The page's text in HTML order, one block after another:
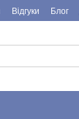
Відгуки Блог